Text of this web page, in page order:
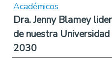
Académicos
Dra. Jenny Blamey
de nuestra
2030